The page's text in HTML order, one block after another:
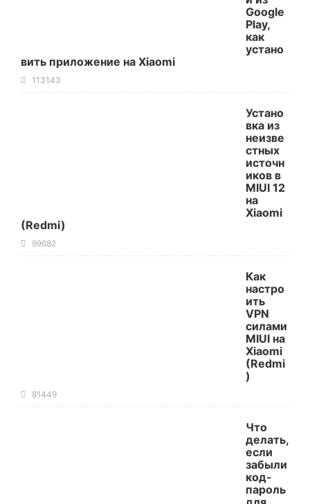
Google
Play,
как
устано
вить приложение на Xiaomi
113143
Устано
вка из
неизве
стных
источн
иков в
MIUI 12
на
Xiaomi
(Redmi)
99682
Как
настро
ить
VPN
силами
MIUI на
Xiaomi
(Redmi
)
81449
Что
делать,
если
забыли
код-
пароль